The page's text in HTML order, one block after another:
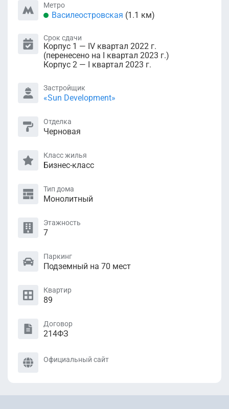
Метро
Василеостровская (1.1 км)
Срок сдачи
Корпус 1 — IV квартал 2022 г.
(перенесено на I квартал 2023 г.)
Корпус 2 — I квартал 2023 г.
Застройщик
«Sun Development»
Отделка
Черновая
Класс жилья
Бизнес-класс
Тип дома
Монолитный
Этажность
7
Паркинг
Подземный на 70 мест
Квартир
89
Договор
214ФЗ
Официальный сайт